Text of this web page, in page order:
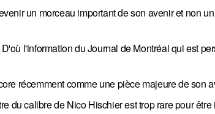
un morceau important de son avenir et non
l'information du Journal de Montréal qui est
récemment comme une pièce majeure de son
du calibre de Nico Hischier est trop rare pour